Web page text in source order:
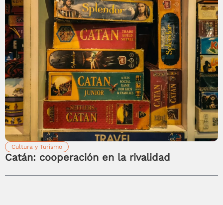
Cultura y Turismo
Catán: cooperación en la rivalidad